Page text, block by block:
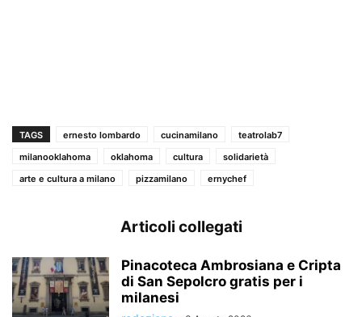
TAGS ernesto lombardo cucinamilano
teatrolab7
milanooklahoma
oklahoma cultura
solidarietà
arte e cultura a milano
pizzamilano ernychef
Articoli collegati
Pinacoteca Ambrosiana e Cripta
di San Sepolcro gratis per i
milanesi